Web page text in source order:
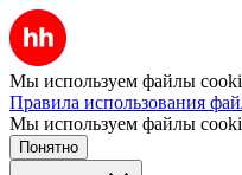
Мы используем файлы
Правила использования
Мы используем файлы
Понятно